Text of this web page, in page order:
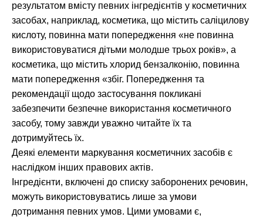
результатом вмісту певних інгредієнтів у косметичних
засобах, наприклад, косметика, що містить саліцилову
кислоту, повинна мати попередження «не повинна
використовуватися дітьми молодше трьох років», а
косметика, що містить хлорид бензалконію, повинна
мати попередження «збіг. Попередження та
рекомендації щодо застосування покликані
забезпечити безпечне використання косметичного
засобу, тому завжди уважно читайте їх та
дотримуйтесь їх.
Деякі елементи маркування косметичних засобів є
наслідком інших правових актів.
Інгредієнти, включені до списку заборонених речовин,
можуть використовуватись лише за умови
дотримання певних умов. Цими умовами є,